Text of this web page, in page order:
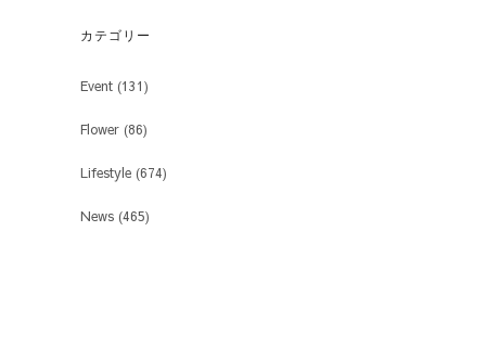
カテゴリー
Event (131)
Flower (86)
Lifestyle (674)
News (465)